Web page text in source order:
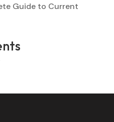
Guide to Current